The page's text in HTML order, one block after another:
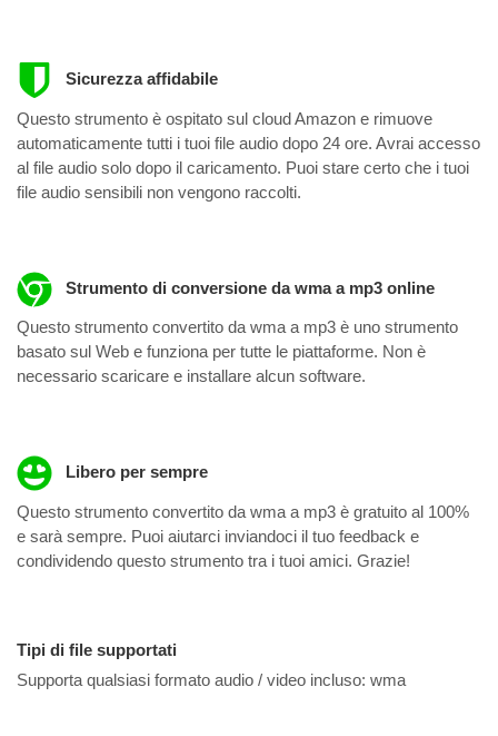
Sicurezza affidabile
Questo strumento è ospitato sul cloud Amazon e rimuove
automaticamente tutti i tuoi file audio dopo 24 ore. Avrai accesso
al file audio solo dopo il caricamento. Puoi stare certo che i tuoi
file audio sensibili non vengono raccolti.
Strumento di conversione da wma a mp3 online
Questo strumento convertito da wma a mp3 è uno strumento
basato sul Web e funziona per tutte le piattaforme. Non è
necessario scaricare e installare alcun software.
Libero per sempre
Questo strumento convertito da wma a mp3 è gratuito al 100%
e sarà sempre. Puoi aiutarci inviandoci il tuo feedback e
condividendo questo strumento tra i tuoi amici. Grazie!
Tipi di file supportati
Supporta qualsiasi formato audio / video incluso: wma